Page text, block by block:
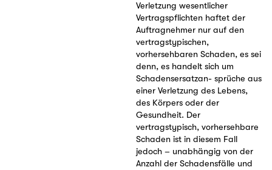
Verletzung wesentlicher
Vertragspflichten haftet der
Auftragnehmer nur auf den
vertragstypischen,
vorhersehbaren Schaden, es sei
denn, es handelt sich um
Schadensersatzan- sprüche aus
einer Verletzung des Lebens,
des Körpers oder der
Gesundheit. Der
vertragstypisch, vorhersehbare
Schaden ist in diesem Fall
jedoch – unabhängig von der
Anzahl der Schadensfälle und